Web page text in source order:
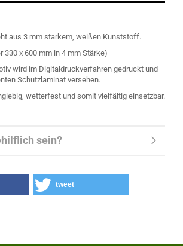
aus 3 mm starkem, weißen Kunststoff.
330 x 600 mm in 4 mm Stärke)
wird im Digitaldruckverfahren gedruckt und
Schutzlaminat versehen.
wetterfest und somit vielfältig einsetzbar.
sein?
tweet